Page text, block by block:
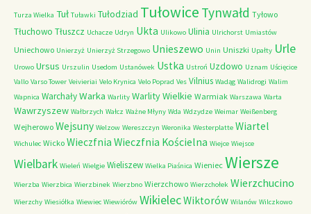
Turza Wielka Tuł Tuławki Tułodziad Tułowice Tynwałd Tyłowo
Tłuchowo Tłuszcz Uchacze Udryn Ukta Ulikowo Ulinia Ulrichorst Umiastów
Uniechowo Unierzyż Unierzyż Strzegowo Unieszewo Unin Uniszki Upałty Urle
Urowo Ursus Urszulin Usedom Ustanówek Ustka Ustroń Uzdowo Uznam Uścięcice
Vallo Varso Tower Veivieriai Velo Krynica Velo Poprad Ves Vilnius Wadąg Walidrogi Walim
Wapnica WarchałyWarka Warlity Warlity Wielkie Warmiak Warszawa Warta
Wawrzyszew Wałbrzych Wałcz Ważne Młyny Wda Wdzydze Weimar Weißenberg
Wejherowo Wejsuny Welzow Wereszczyn Weronika Westerplatte Wiartel
Wichulec Wicko Wieczfnia Wieczfnia Kościelna Wiejce Wiejsce
Wielbark Wieleń Wielgie Wieliszew Wielka Piaśnica Wieniec Wiersze
Wierzba Wierzbica Wierzbinek Wierzbno Wierzchowo Wierzchołek Wierzchucino
Wierzchy Wiesiółka Wiewiec Wiewiórów WikielecWiktorów Wilanów Wilczkowo